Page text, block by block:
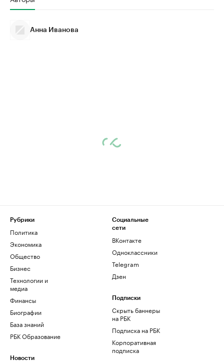
Анна Иванова
Рубрики
Политика
Экономика
Общество
Бизнес
Технологии и
медиа
Финансы
Биографии
База знаний
РБК Образование
Новости
Социальные
сети
ВКонтакте
Одноклассники
Telegram
Дзен
Подписки
Скрыть баннеры
на РБК
Подписка на РБК
Корпоративная
подписка